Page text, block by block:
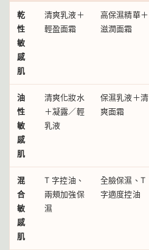
乾
性
敏
感
肌
清爽乳液＋
輕盈面霜
高保濕精華＋
滋潤面霜
油
性
敏
感
肌
清爽化妝水
＋凝露／輕
乳液
保濕乳液＋清
爽面霜
混
合
敏
感
肌
T 字控油、
兩頰加強保
濕
全臉保濕、T
字適度控油